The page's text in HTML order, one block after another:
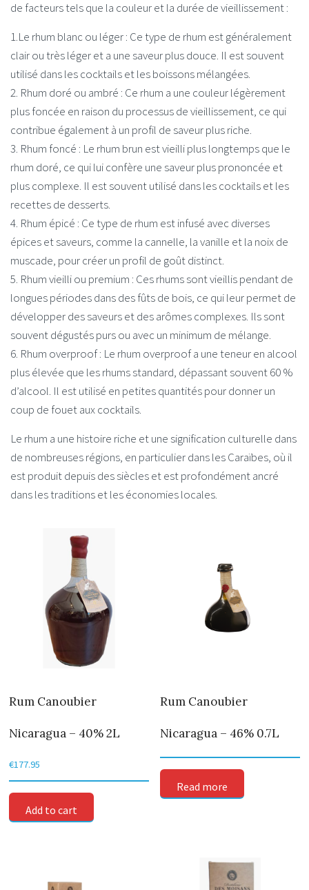
de facteurs tels que la couleur et la durée de vieillissement :
1.Le rhum blanc ou léger : Ce type de rhum est généralement
clair ou très léger et a une saveur plus douce. Il est souvent
utilisé dans les cocktails et les boissons mélangées.
2. Rhum doré ou ambré : Ce rhum a une couleur légèrement
plus foncée en raison du processus de vieillissement, ce qui
contribue également à un profil de saveur plus riche.
3. Rhum foncé : Le rhum brun est vieilli plus longtemps que le
rhum doré, ce qui lui confère une saveur plus prononcée et
plus complexe. Il est souvent utilisé dans les cocktails et les
recettes de desserts.
4. Rhum épicé : Ce type de rhum est infusé avec diverses
épices et saveurs, comme la cannelle, la vanille et la noix de
muscade, pour créer un profil de goût distinct.
5. Rhum vieilli ou premium : Ces rhums sont vieillis pendant de
longues périodes dans des fûts de bois, ce qui leur permet de
développer des saveurs et des arômes complexes. Ils sont
souvent dégustés purs ou avec un minimum de mélange.
6. Rhum overproof : Le rhum overproof a une teneur en alcool
plus élevée que les rhums standard, dépassant souvent 60 %
d’alcool. Il est utilisé en petites quantités pour donner un
coup de fouet aux cocktails.
Le rhum a une histoire riche et une signification culturelle dans
de nombreuses régions, en particulier dans les Caraïbes, où il
est produit depuis des siècles et est profondément ancré
dans les traditions et les économies locales.
Rum Canoubier
Nicaragua – 40% 2L
€177.95
Add to cart
Rum Canoubier
Nicaragua – 46% 0.7L
Read more